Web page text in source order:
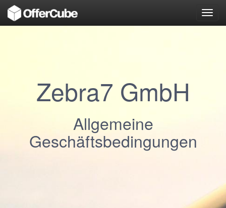
Zebra7 GmbH
Allgemeine
Geschäftsbedingungen